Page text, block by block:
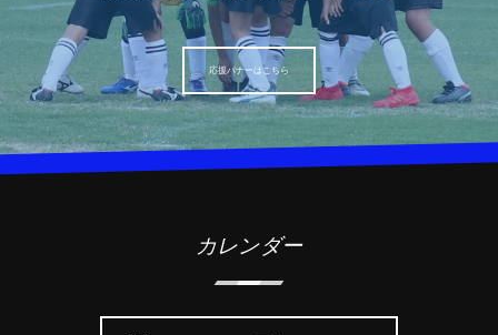
応援バナーはこちら
カレンダー